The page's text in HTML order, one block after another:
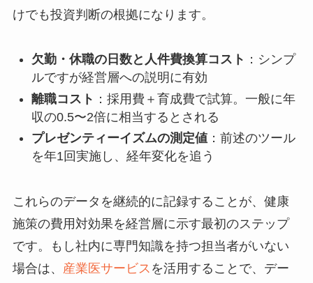
けでも投資判断の根拠になります。
欠勤・休職の日数と人件費換算コスト ：シンプ
ルですが経営層への説明に有効
離職コスト ：採用費＋育成費で試算。一般に年
収の0.5〜2倍に相当するとされる
プレゼンティーイズムの測定値：前述のツール
を年1回実施し、経年変化を追う
これらのデータを継続的に記録することが、健康
施策の費用対効果を経営層に示す最初のステップ
です。もし社内に専門知識を持つ担当者がいない
場合は、 産業医サービス を活用することで、デー